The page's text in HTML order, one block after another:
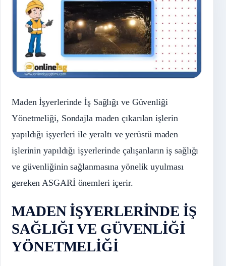
Maden İşyerlerinde İş Sağlığı ve Güvenliği
Yönetmeliği, Sondajla maden çıkarılan işlerin
yapıldığı işyerleri ile yeraltı ve yerüstü maden
işlerinin yapıldığı işyerlerinde çalışanların iş sağlığı
ve güvenliğinin sağlanmasına yönelik uyulması
gereken ASGARİ önemleri içerir.
MADEN İŞYERLERİNDE İŞ
SAĞLIĞI VE GÜVENLİĞİ
YÖNETMELİĞİ